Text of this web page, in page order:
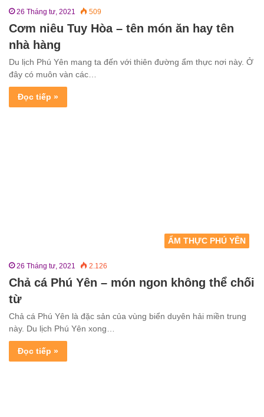
26 Tháng tư, 2021 509
Cơm niêu Tuy Hòa – tên món ăn hay tên
nhà hàng
Du lịch Phú Yên mang ta đến với thiên đường ẩm thực nơi này. Ở
đây có muôn vàn các…
Đọc tiếp »
ẨM THỰC PHÚ YÊN
26 Tháng tư, 2021 2.126
Chả cá Phú Yên – món ngon không thể chối
từ
Chả cá Phú Yên là đặc sản của vùng biển duyên hải miền trung
này. Du lịch Phú Yên xong…
Đọc tiếp »